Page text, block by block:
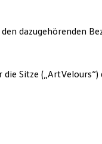
da­zugehörenden
Sitze